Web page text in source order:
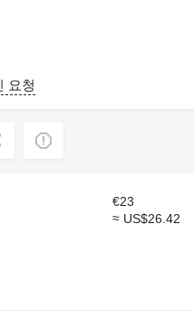
요청
€23
≈ US$26.42